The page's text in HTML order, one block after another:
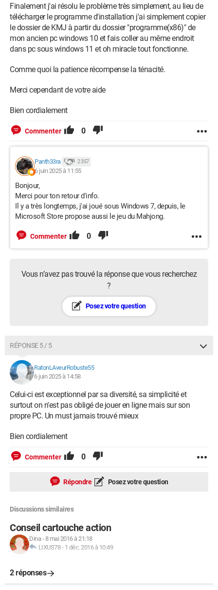
Finalement j'ai résolu le problème très simplement, au lieu de
télécharger le programme d'installation j'ai simplement copier
le dossier de KMJ à partir du dossier "programme(x86)" de
mon ancien pc windows 10 et fais coller au même endroit
dans pc sous windows 11 et oh miracle tout fonctionne.
Comme quoi la patience récompense la ténacité.
Merci cependant de votre aide
Bien cordialement
Commenter 0
Panth33ra 2 357
6 juin 2025 à 11:55
Bonjour,
Merci pour ton retour d'info.
Il y a très longtemps, j'ai joué sous Windows 7, depuis, le
Microsoft Store propose aussi le jeu du Mahjong.
Commenter 0
Vous n’avez pas trouvé la réponse que vous recherchez
?
Posez votre question
RÉPONSE 5 / 5
RatonLAveurRobuste55
6 juin 2025 à 14:58
Celui-ci est exceptionnel par sa diversité, sa simplicité et
surtout on n'est pas obligé de jouer en ligne mais sur son
propre PC. Un must jamais trouvé mieux
Bien cordialement
Commenter 0
Répondre Posez votre question
Discussions similaires
Conseil cartouche action
Dina-8 mai 2016 à 21:18
LIXUS78- 1 déc. 2016 à 10:49
2 réponses